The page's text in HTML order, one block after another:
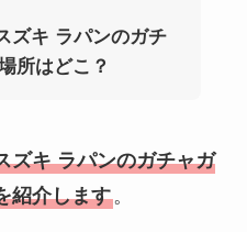
ズキ ラパンのガチ
所はどこ？
ズキ ラパンのガチャガ
紹介します。